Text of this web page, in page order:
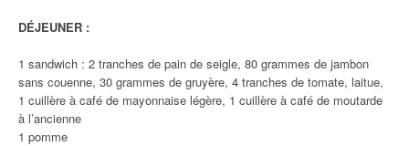
DÉJEUNER :
1 sandwich : 2 tranches de pain de seigle, 80 grammes de jambon
sans couenne, 30 grammes de gruyère, 4 tranches de tomate, laitue,
1 cuillère à café de mayonnaise légère, 1 cuillère à café de moutarde
à l’ancienne
1 pomme